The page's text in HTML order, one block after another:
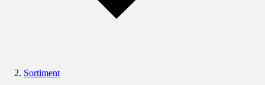
Sortiment